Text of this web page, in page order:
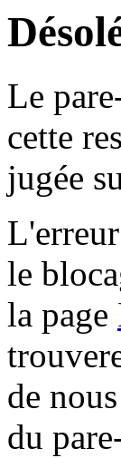
Le
cette
jugée
le
la page
de
du